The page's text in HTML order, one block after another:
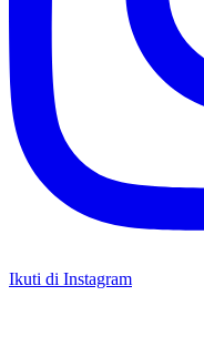
Ikuti di Instagram